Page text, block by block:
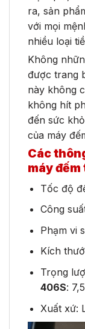
ra, sản
với mọi
nhiều loại
Không
được trang
này không
không hít
đến sức
của máy
Các
máy đếm
Tốc độ
Công
Phạm vi
Kích
Trọng
406S:
Xuất xứ: